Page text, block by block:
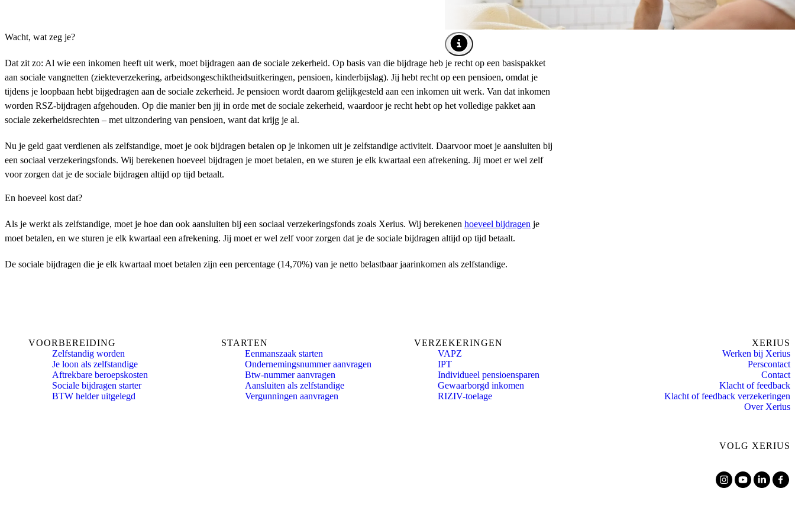
Afbeelding tooltip openen
Wacht, wat zeg je?
Dat zit zo: Al wie een inkomen heeft uit werk, moet bijdragen aan de sociale zekerheid. Op basis van die bijdrage heb je recht op een basispakket
aan sociale vangnetten (ziekteverzekering, arbeidsongeschiktheidsuitkeringen, pensioen, kinderbijslag). Jij hebt recht op een pensioen, omdat je
tijdens je loopbaan hebt bijgedragen aan de sociale zekerheid. Je pensioen wordt daarom gelijkgesteld aan een inkomen uit werk. Van dat inkomen
worden RSZ-bijdragen afgehouden. Op die manier ben jij in orde met de sociale zekerheid, waardoor je recht hebt op het volledige pakket aan
sociale zekerheidsrechten – met uitzondering van pensioen, want dat krijg je al.
Nu je geld gaat verdienen als zelfstandige, moet je ook bijdragen betalen op je inkomen uit je zelfstandige activiteit. Daarvoor moet je aansluiten bij
een sociaal verzekeringsfonds. Wij berekenen hoeveel bijdragen je moet betalen, en we sturen je elk kwartaal een afrekening. Jij moet er wel zelf
voor zorgen dat je de sociale bijdragen altijd op tijd betaalt.
En hoeveel kost dat?
Als je werkt als zelfstandige, moet je hoe dan ook aansluiten bij een sociaal verzekeringsfonds zoals Xerius. Wij berekenen hoeveel bijdragen je
moet betalen, en we sturen je elk kwartaal een afrekening. Jij moet er wel zelf voor zorgen dat je de sociale bijdragen altijd op tijd betaalt.
De sociale bijdragen die je elk kwartaal moet betalen zijn een percentage (14,70%) van je netto belastbaar jaarinkomen als zelfstandige.
VOORBEREIDING
Zelfstandig worden
Je loon als zelfstandige
Aftrekbare beroepskosten
Sociale bijdragen starter
BTW helder uitgelegd
STARTEN
Eenmanszaak starten
Ondernemingsnummer aanvragen
Btw-nummer aanvragen
Aansluiten als zelfstandige
Vergunningen aanvragen
VERZEKERINGEN
VAPZ
IPT
Individueel pensioensparen
Gewaarborgd inkomen
RIZIV-toelage
XERIUS
Werken bij Xerius
Perscontact
Contact
Klacht of feedback
Klacht of feedback verzekeringen
Over Xerius
VOLG XERIUS